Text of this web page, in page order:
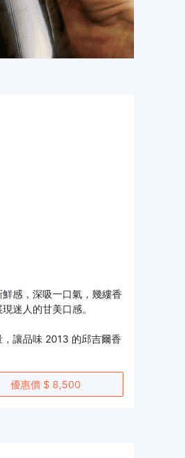
感，深吸一口氣，幾縷香
迷人的甘美口感。
讓品味 2013 的邱吉爾香
優惠價 $ 8,500